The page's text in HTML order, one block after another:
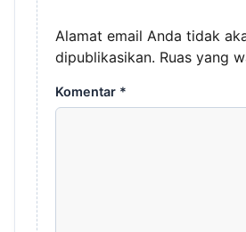
Alamat email Anda tidak
dipublikasikan. Ruas yang
Komentar *